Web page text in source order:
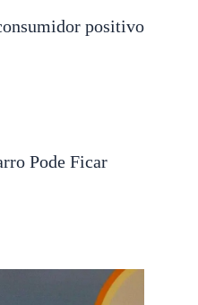
positivo
Pode Ficar